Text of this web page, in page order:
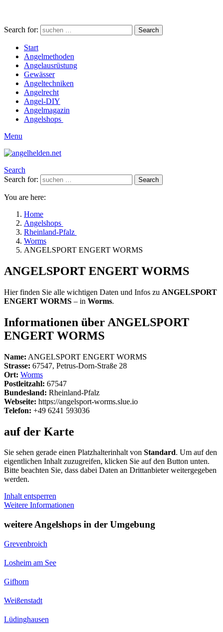
Search for: Search
Start
Angelmethoden
Angelausrüstung
Gewässer
Angeltechniken
Angelrecht
Angel-DIY
Angelmagazin
Angelshops
Menu
Search
Search for:
Search
You are here:
Home
Angelshops
Rheinland-Pfalz
Worms
ANGELSPORT ENGERT WORMS
ANGELSPORT ENGERT WORMS
Hier finden Sie alle wichtigen Daten und Infos zu ANGELSPORT
ENGERT WORMS – in Worms.
Informationen über ANGELSPORT
ENGERT WORMS
Name: ANGELSPORT ENGERT WORMS
Strasse: 67547, Petrus-Dorn-Straße 28
Ort: Worms
Postleitzahl: 67547
Bundesland: Rheinland-Pfalz
Webseite: https://angelsport-worms.slue.io
Telefon: +49 6241 593036
auf der Karte
Sie sehen gerade einen Platzhalterinhalt von Standard. Um auf den
eigentlichen Inhalt zuzugreifen, klicken Sie auf den Button unten.
Bitte beachten Sie, dass dabei Daten an Drittanbieter weitergegeben
werden.
Inhalt entsperren
Weitere Informationen
weitere Angelshops in der Umgebung
Grevenbroich
Losheim am See
Gifhorn
Weißenstadt
Lüdinghausen